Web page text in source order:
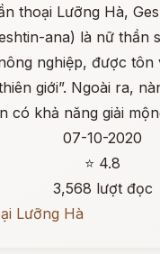
thoại Lưỡng Hà,
ana) là nữ thần
nghiệp, được tôn
giới”. Ngoài ra,
có khả năng giải
07-10-2020
⭐ 4.8
3,568 lượt đọc
Lưỡng Hà